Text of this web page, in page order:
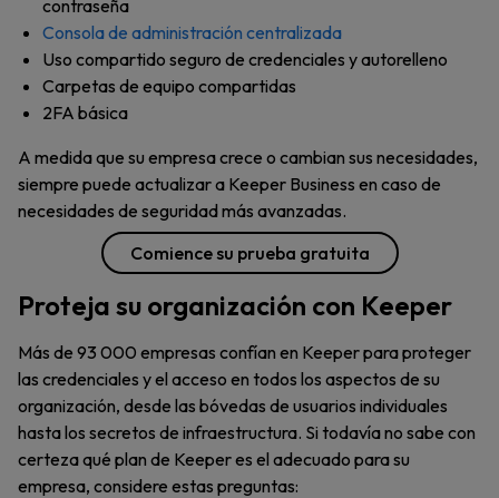
contraseña
Consola de administración centralizada
Uso compartido seguro de credenciales y autorelleno
Carpetas de equipo compartidas
2FA básica
A medida que su empresa crece o cambian sus necesidades,
siempre puede actualizar a Keeper Business en caso de
necesidades de seguridad más avanzadas.
Comience su prueba gratuita
Proteja su organización con Keeper
Más de 93 000 empresas confían en Keeper para proteger
las credenciales y el acceso en todos los aspectos de su
organización, desde las bóvedas de usuarios individuales
hasta los secretos de infraestructura. Si todavía no sabe con
certeza qué plan de Keeper es el adecuado para su
empresa, considere estas preguntas: